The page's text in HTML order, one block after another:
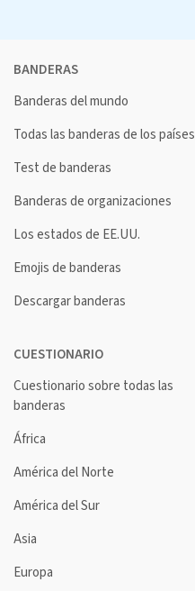
BANDERAS
Banderas del mundo
Todas las banderas de los países
Test de banderas
Banderas de organizaciones
Los estados de EE.UU.
Emojis de banderas
Descargar banderas
CUESTIONARIO
Cuestionario sobre todas las
banderas
África
América del Norte
América del Sur
Asia
Europa